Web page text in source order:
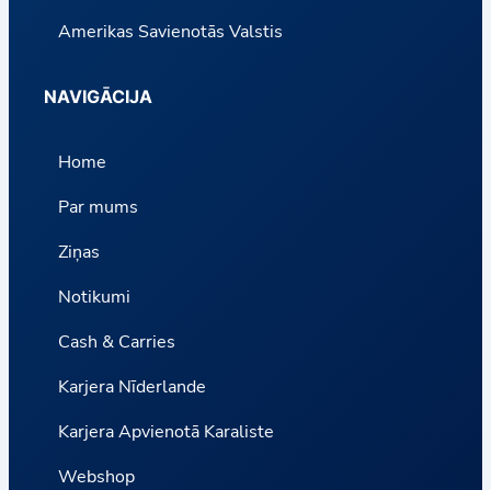
Amerikas Savienotās Valstis
NAVIGĀCIJA
Home
Par mums
Ziņas
Notikumi
Cash & Carries
Karjera Nīderlande
Karjera Apvienotā Karaliste
Webshop